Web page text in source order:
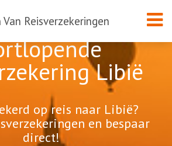
Reisverzekeringen
Libië
op reis naar Libië?
en bespaar
direct!